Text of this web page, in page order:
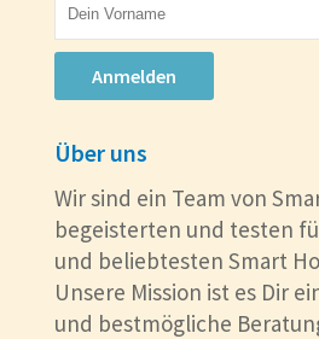
Anmelden
Über uns
Wir sind ein Team von
begeisterten und testen
und beliebtesten Smart
Unsere Mission ist es Dir
und bestmögliche